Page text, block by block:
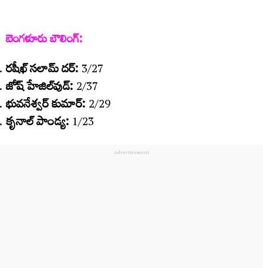
బెంగళూరు బౌలింగ్​:
రషీఖ్‌సలామ్‌దర్‌:3/27
జోష్‌హేజిల్‌వుడ్‌:2/37
భువనేశ్వర్‌కుమార్‌:2/29
కృనాల్‌పాండ్య:1/23